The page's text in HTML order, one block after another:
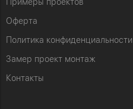
Примеры проектов
Оферта
Политика конфиденциальности
Замер проект монтаж
Контакты